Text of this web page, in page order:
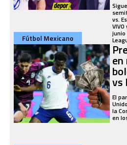
vs.
junio
Fútbol Mexicano
vs
El
la
en